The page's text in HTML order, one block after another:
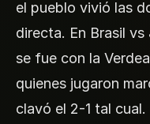
el pueblo vivió las
directa. En Brasil
se fue con la
quienes jugaron
clavó el 2-1 tal